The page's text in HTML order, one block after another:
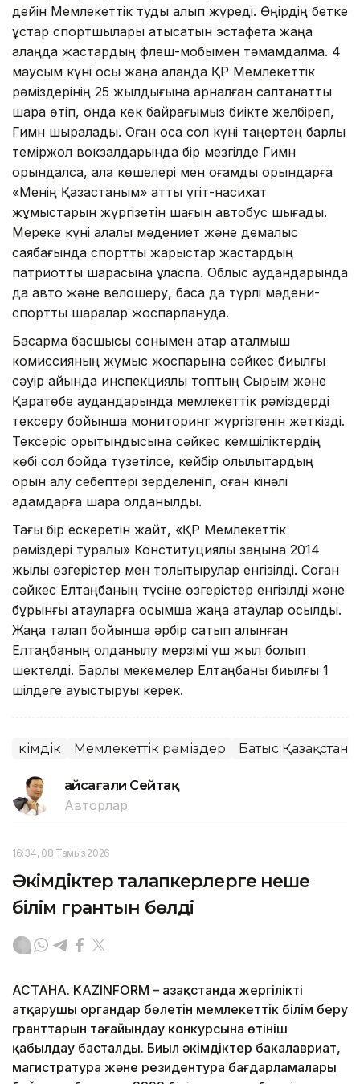
дейін Мемлекеттік туды алып жүреді. Өңірдің бетке
ұстар спортшылары қатысатын эстафета жаңа
алаңда жастардың флеш-мобымен тәмамдалмақ. 4
маусым күні осы жаңа алаңда ҚР Мемлекеттік
рәміздерінің 25 жылдығына арналған салтанатты
шара өтіп, онда көк байрағымыз биікте желбіреп,
Гимн шырқалады. Оған қоса сол күні таңертең барлық
теміржол вокзалдарында бір мезгілде Гимн
орындалса, қала көшелері мен қоғамдық орындарға
«Менің Қазақстаным» атты үгіт-насихат
жұмыстарын жүргізетін шағын автобус шығады.
Мереке күні қалалық мәдениет және демалыс
саябағында спорттық жарыстар жастардың
патриоттық шарасына ұласпақ. Облыс аудандарында
да авто және велошеру, басқа да түрлі мәдени-
спорттық шаралар жоспарлануда.
Басқарма басшысы сонымен қатар аталмыш
комиссияның жұмыс жоспарына сәйкес биылғы
сәуір айында инспекциялық топтың Сырым және
Қаратөбе аудандарында мемлекеттік рәміздерді
тексеру бойынша мониторинг жүргізгенін жеткізді.
Тексеріс қорытындысына сәйкес кемшіліктердің
көбі сол бойда түзетілсе, кейбір олқылықтардың
орын алу себептері зерделеніп, оған кінәлі
адамдарға шара қолданылды.
Тағы бір ескеретін жайт, «ҚР Мемлекеттік
рәміздері туралы» Конституциялық заңына 2014
жылы өзгерістер мен толықтырулар енгізілді. Соған
сәйкес Елтаңбаның түсіне өзгерістер енгізілді және
бұрынғы атауларға қосымша жаңа атаулар қосылды.
Жаңа талап бойынша әрбір сатып алынған
Елтаңбаның қолданылу мерзімі үш жыл болып
шектелді. Барлық мекемелер Елтаңбаны биылғы 1
шілдеге ауыстыруы керек.
Әкімдік Мемлекеттік рәміздер Батыс Қазақстан
Ғайсағали Сейтақ
Авторлар
16:34, 08 Тамыз 2026
Әкімдіктер талапкерлерге неше
білім грантын бөлді
АСТАНА. KAZINFORM – Қазақстанда жергілікті
атқарушы органдар бөлетін мемлекеттік білім беру
гранттарын тағайындау конкурсына өтініш
қабылдау басталды. Биыл әкімдіктер бакалавриат,
магистратура және резидентура бағдарламалары